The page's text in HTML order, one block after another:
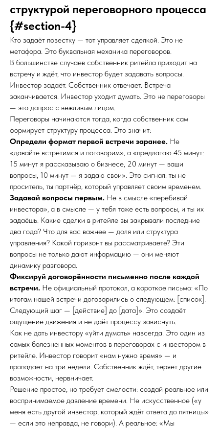
структурой переговорного процесса
{#section-4}
Кто задаёт повестку — тот управляет сделкой. Это не
метафора. Это буквальная механика переговоров.
В большинстве случаев собственник ритейла приходит на
встречу и ждёт, что инвестор будет задавать вопросы.
Инвестор задаёт. Собственник отвечает. Встреча
заканчивается. Инвестор уходит думать. Это не переговоры
— это допрос с вежливым лицом.
Переговоры начинаются тогда, когда собственник сам
формирует структуру процесса. Это значит:
Определи формат первой встречи заранее. Не
«давайте встретимся и поговорим», а «предлагаю 45 минут:
15 минут я рассказываю о бизнесе, 20 минут — ваши
вопросы, 10 минут — я задаю свои». Это сигнал: ты не
проситель, ты партнёр, который управляет своим временем.
Задавай вопросы первым. Не в смысле «перебивай
инвестора», а в смысле — у тебя тоже есть вопросы, и ты их
задаёшь. Какие сделки в ритейле вы закрывали последние
два года? Что для вас важнее — доля или структура
управления? Какой горизонт вы рассматриваете? Эти
вопросы не только дают информацию — они меняют
динамику разговора.
Фиксируй договорённости письменно после каждой
встречи. Не официальный протокол, а короткое письмо: «По
итогам нашей встречи договорились о следующем: [список].
Следующий шаг — [действие] до [дата]». Это создаёт
ощущение движения и не даёт процессу зависнуть.
Как не дать инвестору «уйти думать» навсегда. Это один из
самых болезненных моментов в переговорах с инвестором в
ритейле. Инвестор говорит «нам нужно время» — и
пропадает на три недели. Собственник ждёт, теряет другие
возможности, нервничает.
Решение простое, но требует смелости: создай реальное или
воспринимаемое давление времени. Не искусственное («у
меня есть другой инвестор, который ждёт ответа до пятницы»
— если это неправда, не говори). А реальное: «Мы